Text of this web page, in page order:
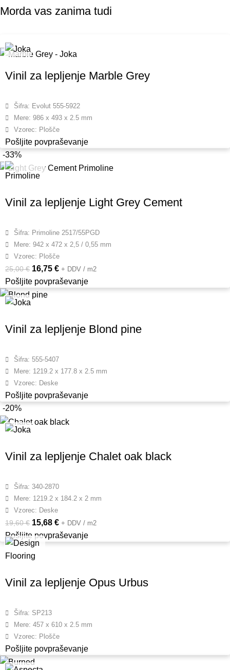
Morda vas zanima tudi
Vinil za lepljenje Marble Grey
Šifra: Evolut 555-5922
Mere: 986 x 493 x 2.5 mm
Vzorec: Plošče
Pošljite povpraševanje
-33%
Vinil za lepljenje Light Grey Cement
Šifra: Primoline 2517/55PGD
Mere: 942 x 472 x 2,5 / 0,55 mm
Vzorec: Plošče
25,00€ 16,75 € + DDV / m2
Pošljite povpraševanje
Vinil za lepljenje Blond pine
Šifra: 555-5407
Mere: 1219.2 x 177.8 x 2.5 mm
Vzorec: Deske
Pošljite povpraševanje
-20%
Vinil za lepljenje Chalet oak black
Šifra: 340-2870
Mere: 1219.2 x 184.2 x 2 mm
Vzorec: Deske
19,60€ 15,68 € + DDV / m2
Pošljite povpraševanje
Vinil za lepljenje Opus Urbus
Šifra: SP213
Mere: 457 x 610 x 2.5 mm
Vzorec: Plošče
Pošljite povpraševanje